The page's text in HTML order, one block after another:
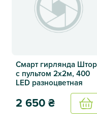
Смарт гирлянда
с пультом 2х2м, 400
LED разноцветная
2 650₴
Смарт гирлянда